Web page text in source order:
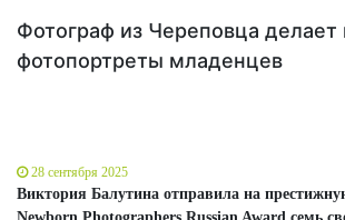
Фотограф из Череповца делает
фотопортреты младенцев
28 сентября 2025
Виктория Балутина отправила на